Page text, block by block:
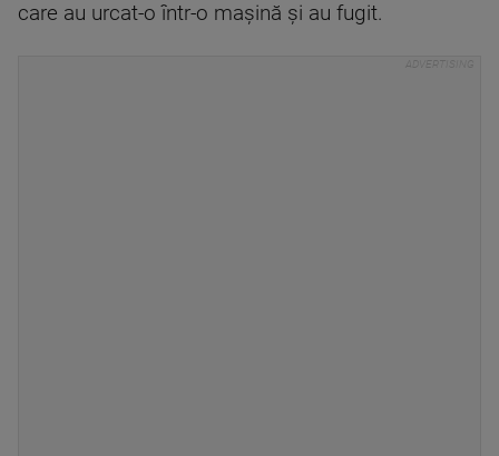
care au urcat-o într-o mașină și au fugit.